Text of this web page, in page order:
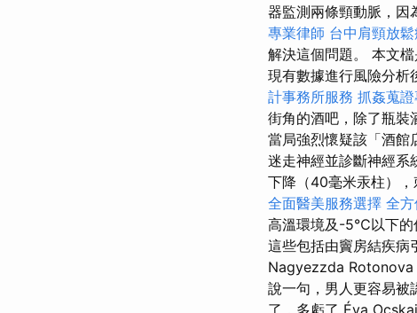
器監測兩條頸動脈，因
專業律師 台中肩頸放
解決這個問題。 本文
現有數據進行風險分析
計事務所服務 抓姦蒐
街角的酒吧，除了瓶裝
當局強烈懷疑該「酒館
迷走神經並診斷神經系
下降（40毫米汞柱），
全面醫美服務選擇 全
高溫環境及-5℃以下的
這些包括由竇房結疾病
Nagyezzda Rotonova
說一句，男人更容易被
了，多虧了 Éva